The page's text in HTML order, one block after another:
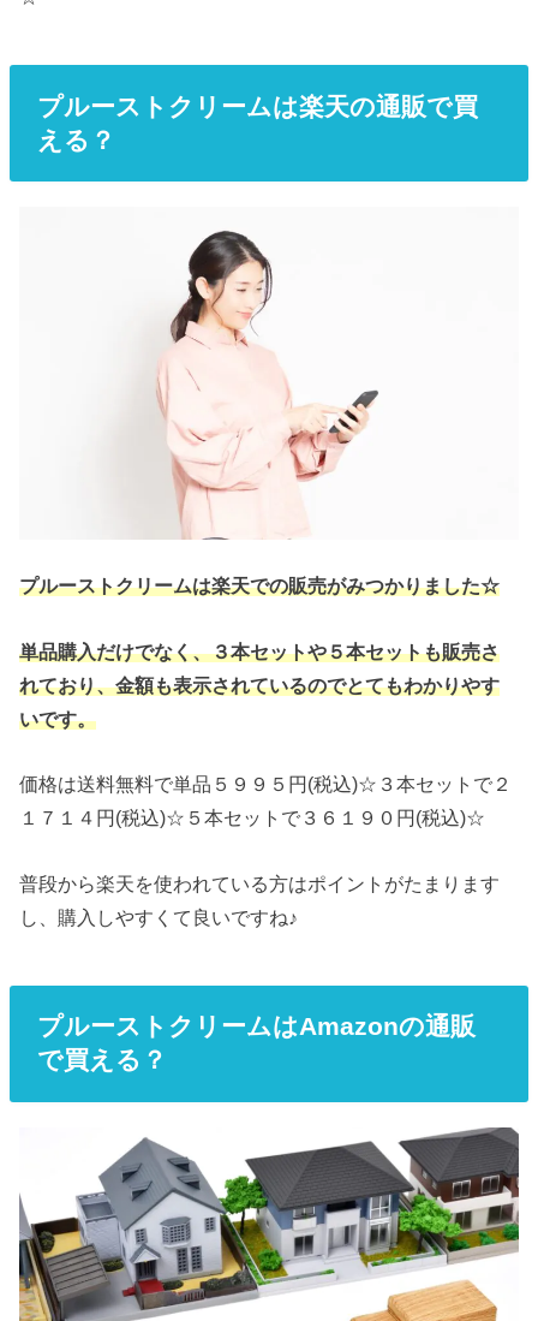
プルーストクリームは楽天の通販で買
える？
プルーストクリームは楽天での販売がみつかりました☆
単品購入だけでなく、３本セットや５本セットも販売さ
れており、金額も表示されているのでとてもわかりやす
いです。
価格は送料無料で単品５９９５円(税込)☆３本セットで２
１７１４円(税込)☆５本セットで３６１９０円(税込)☆
普段から楽天を使われている方はポイントがたまります
し、購入しやすくて良いですね♪
プルーストクリームはAmazonの通販
で買える？